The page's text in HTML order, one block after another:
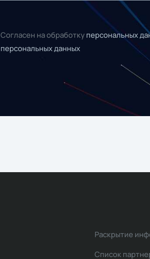
Согласен на обработку персональных
персональных данных
Раскрытие
Список